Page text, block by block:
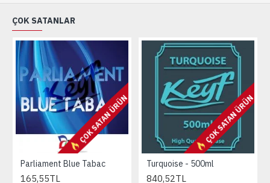
ÇOK SATANLAR
ÇOK SATAN ÜRÜN
Parliament Blue Tabac
165,55TL
ÇOK SATAN ÜRÜN
Turquoise - 500ml
840,52TL